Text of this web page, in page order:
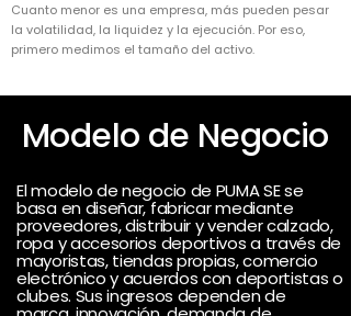
Cuanto menor es una empresa, más pueden pesar
la volatilidad, la liquidez y la ejecución. Por eso,
primero medimos el tamaño del activo.
Modelo de Negocio
El modelo de negocio de PUMA SE se
basa en diseñar, fabricar mediante
proveedores, distribuir y vender calzado,
ropa y accesorios deportivos a través de
mayoristas, tiendas propias, comercio
electrónico y acuerdos con deportistas o
clubes. Sus ingresos dependen de